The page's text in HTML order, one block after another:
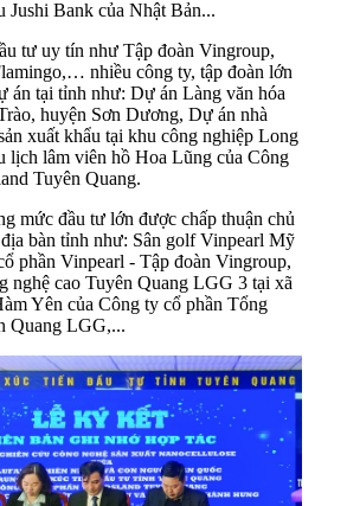
Bank của Nhật Bản...
tư uy tín như Tập đoàn Vingroup,
nhiều công ty, tập đoàn lớn
án tại tỉnh như: Dự án Làng văn hóa
huyện Sơn Dương, Dự án nhà
xuất khẩu tại khu công nghiệp Long
lịch lâm viên hồ Hoa Lũng của Công
Tuyên Quang.
mức đầu tư lớn được chấp thuận chủ
bàn tỉnh như: Sân golf Vinpearl Mỹ
phần Vinpearl - Tập đoàn Vingroup,
nghệ cao Tuyên Quang LGG 3 tại xã
Yên của Công ty cổ phần Tổng
Quang LGG,...